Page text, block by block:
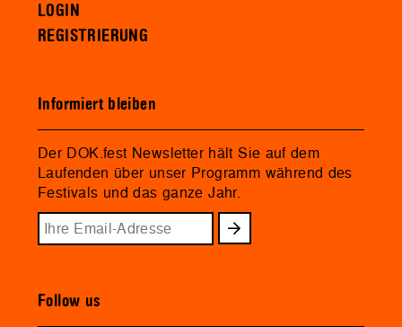
LOGIN
REGISTRIERUNG
Informiert bleiben
Der DOK.fest Newsletter hält Sie auf dem
Laufenden über unser Programm während des
Festivals und das ganze Jahr.
Follow us